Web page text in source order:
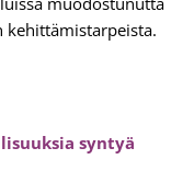
kehittämistarpeista.
syntyä